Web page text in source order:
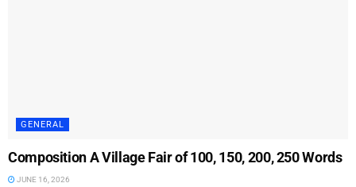
GENERAL
Composition A Village Fair of 100, 150, 200, 250 Words
JUNE 16, 2026